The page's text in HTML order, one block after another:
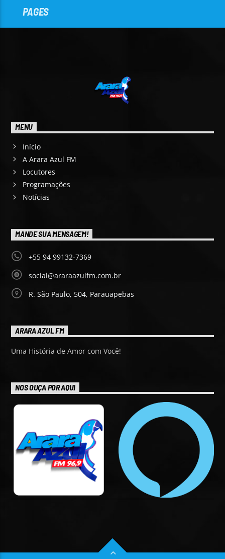
PAGES
MENU
Início
A Arara Azul FM
Locutores
Programações
Notícias
MANDE SUA MENSAGEM!
+55 94 99132-7369
social@araraazulfm.com.br
R. São Paulo, 504, Parauapebas
ARARA AZUL FM
Uma História de Amor com Você!
NOS OUÇA POR AQUI